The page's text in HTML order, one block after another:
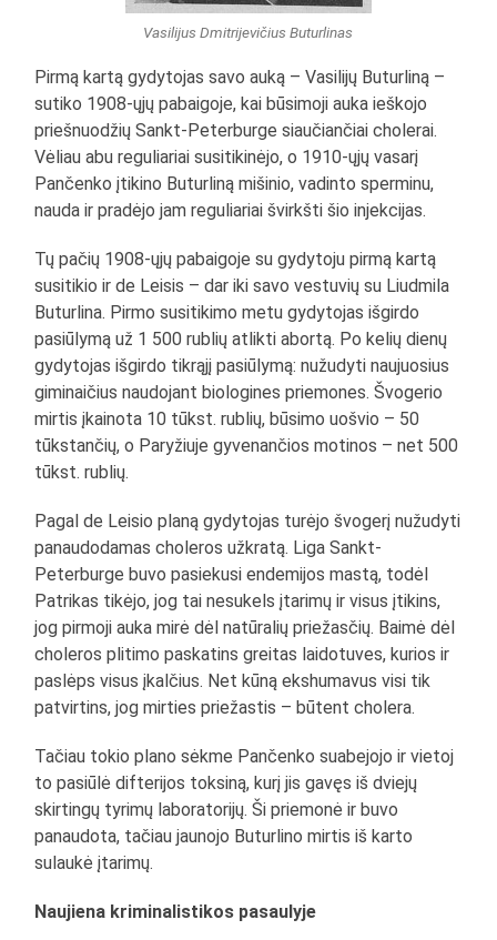
Vasilijus Dmitrijevičius Buturlinas
Pirmą kartą gydytojas savo auką – Vasilijų Buturliną –
sutiko 1908-ųjų pabaigoje, kai būsimoji auka ieškojo
priešnuodžių Sankt-Peterburge siaučiančiai cholerai.
Vėliau abu reguliariai susitikinėjo, o 1910-ųjų vasarį
Pančenko įtikino Buturliną mišinio, vadinto sperminu,
nauda ir pradėjo jam reguliariai švirkšti šio injekcijas.
Tų pačių 1908-ųjų pabaigoje su gydytoju pirmą kartą
susitikio ir de Leisis – dar iki savo vestuvių su Liudmila
Buturlina. Pirmo susitikimo metu gydytojas išgirdo
pasiūlymą už 1 500 rublių atlikti abortą. Po kelių dienų
gydytojas išgirdo tikrąjį pasiūlymą: nužudyti naujuosius
giminaičius naudojant biologines priemones. Švogerio
mirtis įkainota 10 tūkst. rublių, būsimo uošvio – 50
tūkstančių, o Paryžiuje gyvenančios motinos – net 500
tūkst. rublių.
Pagal de Leisio planą gydytojas turėjo švogerį nužudyti
panaudodamas choleros užkratą. Liga Sankt-
Peterburge buvo pasiekusi endemijos mastą, todėl
Patrikas tikėjo, jog tai nesukels įtarimų ir visus įtikins,
jog pirmoji auka mirė dėl natūralių priežasčių. Baimė dėl
choleros plitimo paskatins greitas laidotuves, kurios ir
paslėps visus įkalčius. Net kūną ekshumavus visi tik
patvirtins, jog mirties priežastis – būtent cholera.
Tačiau tokio plano sėkme Pančenko suabejojo ir vietoj
to pasiūlė difterijos toksiną, kurį jis gavęs iš dviejų
skirtingų tyrimų laboratorijų. Ši priemonė ir buvo
panaudota, tačiau jaunojo Buturlino mirtis iš karto
sulaukė įtarimų.
Naujiena kriminalistikos pasaulyje